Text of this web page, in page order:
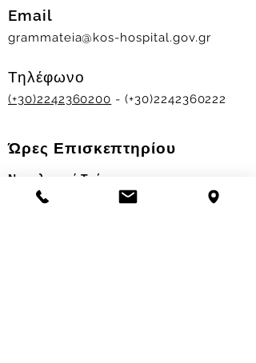
Email
grammateia@kos-hospital.gov.gr
Τηλέφωνο
(+30)2242360200 - (+30)2242360222
Ώρες Επισκεπτηρίου
Νοσηλευτικά Τμήματα
Χειμερινό ωράριο: 11.00-13.00
17.30-19.30